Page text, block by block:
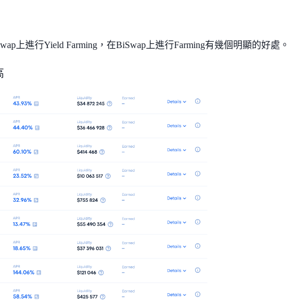
上進行Yield Farming，在BiSwap上進行Farming有幾個明顯的好處。